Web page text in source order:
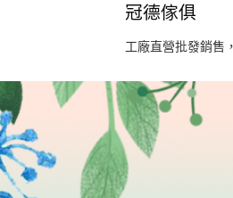
冠德傢俱
工廠直營批發銷售